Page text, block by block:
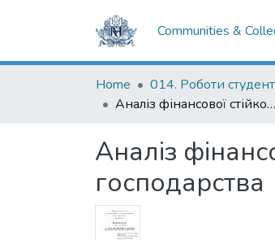
Communities &
Home 014. Роботи
Аналіз фінансової стійкості українських підприємств сфери сільського господарства
Аналіз
господарства